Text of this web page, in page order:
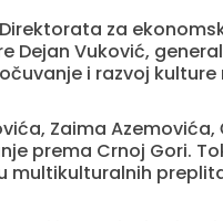
za
Dejan Vuković,
i razvoj
Zaima Azemovića,
prema Crnoj Gori.
multikulturalnih